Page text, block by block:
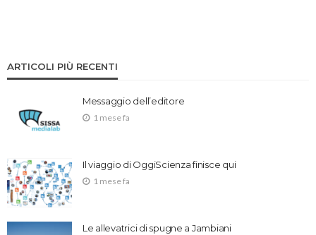
ARTICOLI PIÙ RECENTI
Messaggio dell’editore
1 mese fa
Il viaggio di OggiScienza finisce qui
1 mese fa
Le allevatrici di spugne a Jambiani